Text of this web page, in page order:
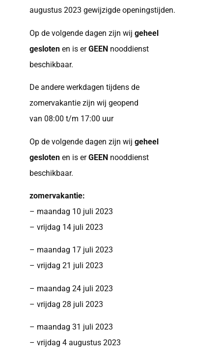
augustus 2023 gewijzigde openingstijden.
Op de volgende dagen zijn wij geheel
gesloten en is erGEEN nooddienst
beschikbaar.
De andere werkdagen tijdens de
zomervakantie zijn wij geopend
van 08:00 t/m 17:00 uur
Op de volgende dagen zijn wij geheel
gesloten en is erGEEN nooddienst
beschikbaar.
zomervakantie:
– maandag 10 juli 2023
– vrijdag 14 juli 2023
– maandag 17 juli 2023
– vrijdag 21 juli 2023
– maandag 24 juli 2023
– vrijdag 28 juli 2023
– maandag 31 juli 2023
– vrijdag 4 augustus 2023